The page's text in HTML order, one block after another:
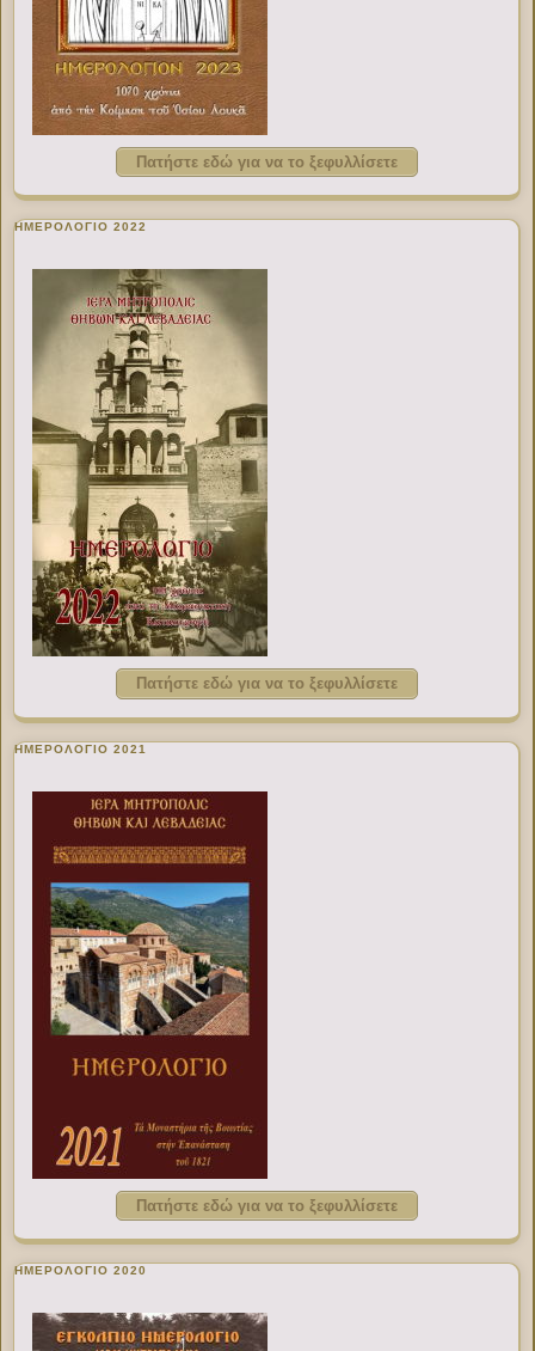
Πατήστε εδώ για να το ξεφυλλίσετε
ΗΜΕΡΟΛΟΓΙΟ 2022
Πατήστε εδώ για να το ξεφυλλίσετε
ΗΜΕΡΟΛΟΓΙΟ 2021
Πατήστε εδώ για να το ξεφυλλίσετε
ΗΜΕΡΟΛΟΓΙΟ 2020